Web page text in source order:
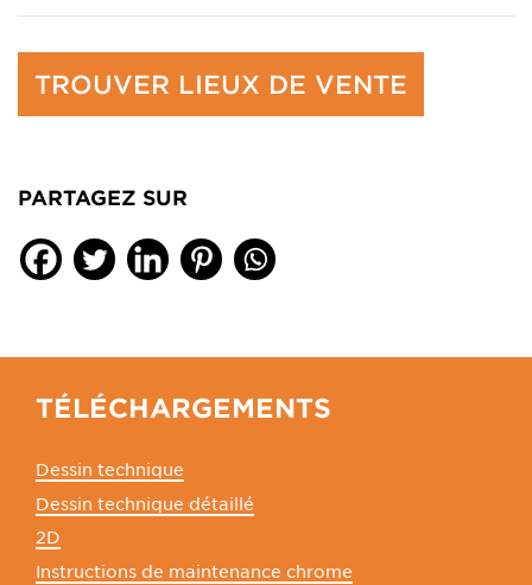
TROUVER LIEUX DE VENTE
PARTAGEZ SUR
TÉLÉCHARGEMENTS
Dessin technique
Dessin technique détaillé
2D
Instructions de maintenance chrome